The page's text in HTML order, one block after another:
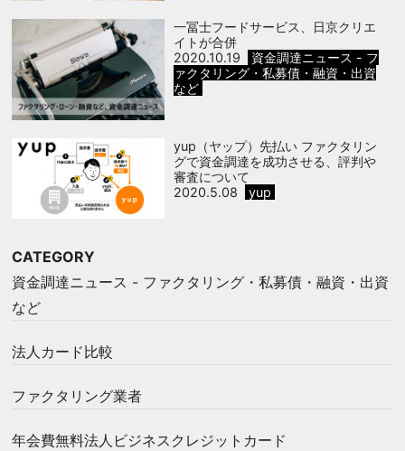
一冨士フードサービス、日京クリエ
イトが合併
2020.10.19
資金調達ニュース - フ
ァクタリング・私募債・融資・出資
など
yup（ヤップ）先払い ファクタリン
グで資金調達を成功させる、評判や
審査について
2020.5.08
yup
CATEGORY
資金調達ニュース - ファクタリング・私募債・融資・出資
など
法人カード比較
ファクタリング業者
年会費無料法人ビジネスクレジットカード